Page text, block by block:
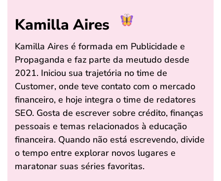
Kamilla Aires
Kamilla Aires é formada em Publicidade e
Propaganda e faz parte da meutudo desde
2021. Iniciou sua trajetória no time de
Customer, onde teve contato com o mercado
financeiro, e hoje integra o time de redatores
SEO. Gosta de escrever sobre crédito, finanças
pessoais e temas relacionados à educação
financeira. Quando não está escrevendo, divide
o tempo entre explorar novos lugares e
maratonar suas séries favoritas.